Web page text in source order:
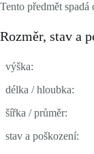
Tento předmět
Rozměr, stav a
výška:
délka / hloubka:
šířka / průměr:
stav a poškození: